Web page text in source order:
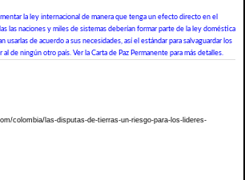
la ley internacional de manera que tenga un efecto directo en el
las naciones y miles de sistemas deberían formar parte de la ley doméstica
usarlas de acuerdo a sus necesidades, así el estándar para salvaguardar los
de ningún otro país. Ver la Carta de Paz Permanente para más detalles.
colombia/las-disputas-de-tierras-un-riesgo-para-los-lideres-